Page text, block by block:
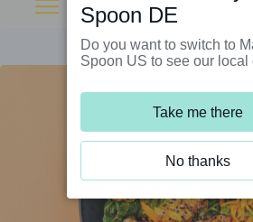
Spoon DE
Do you want to switch to
Spoon US to see our local
Take me there
No thanks